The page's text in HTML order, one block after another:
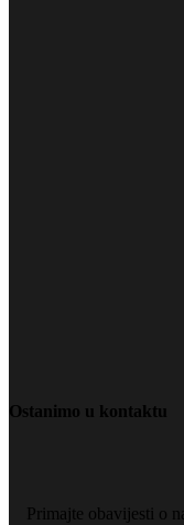
Ostanimo u kontaktu
Primajte obavijesti o